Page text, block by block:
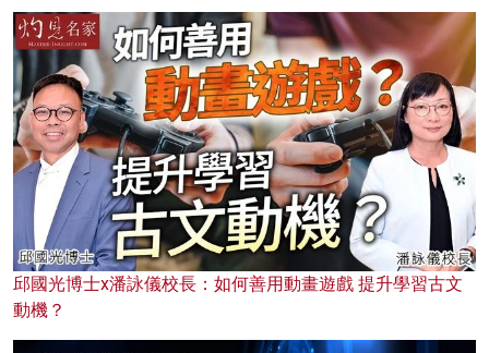
邱國光博士x潘詠儀校長：如何善用動畫遊戲 提升學習古文
動機？